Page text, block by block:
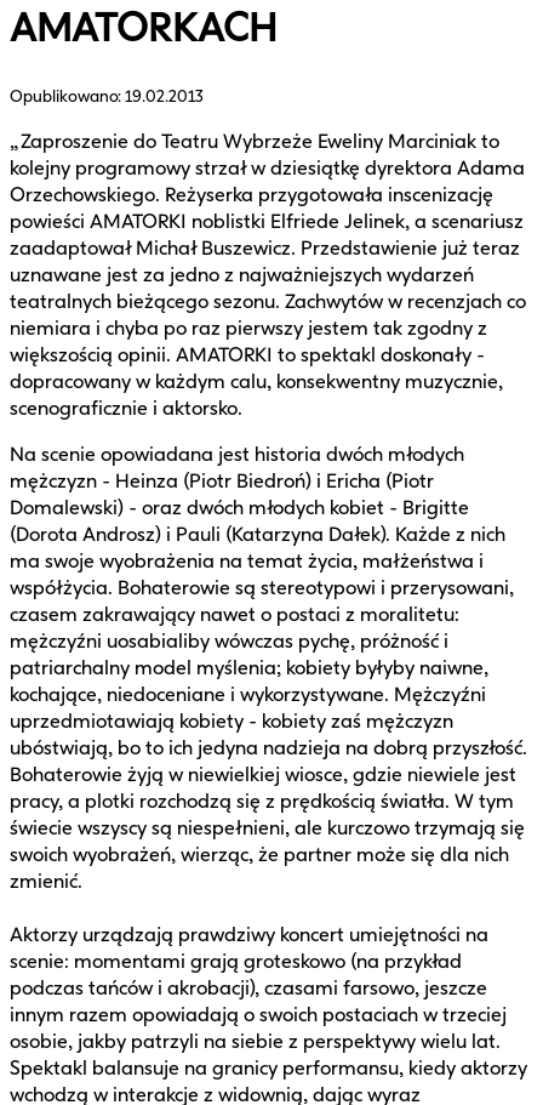
AMATORKACH
Opublikowano:19.02.2013
„Zaproszenie do Teatru Wybrzeże Eweliny Marciniak to
kolejny programowy strzał w dziesiątkę dyrektora Adama
Orzechowskiego. Reżyserka przygotowała inscenizację
powieści AMATORKI noblistki Elfriede Jelinek, a scenariusz
zaadaptował Michał Buszewicz. Przedstawienie już teraz
uznawane jest za jedno z najważniejszych wydarzeń
teatralnych bieżącego sezonu. Zachwytów w recenzjach co
niemiara i chyba po raz pierwszy jestem tak zgodny z
większością opinii. AMATORKI to spektakl doskonały -
dopracowany w każdym calu, konsekwentny muzycznie,
scenograficznie i aktorsko.
Na scenie opowiadana jest historia dwóch młodych
mężczyzn - Heinza (Piotr Biedroń) i Ericha (Piotr
Domalewski) - oraz dwóch młodych kobiet - Brigitte
(Dorota Androsz) i Pauli (Katarzyna Dałek). Każde z nich
ma swoje wyobrażenia na temat życia, małżeństwa i
współżycia. Bohaterowie są stereotypowi i przerysowani,
czasem zakrawający nawet o postaci z moralitetu:
mężczyźni uosabialiby wówczas pychę, próżność i
patriarchalny model myślenia; kobiety byłyby naiwne,
kochające, niedoceniane i wykorzystywane. Mężczyźni
uprzedmiotawiają kobiety - kobiety zaś mężczyzn
ubóstwiają, bo to ich jedyna nadzieja na dobrą przyszłość.
Bohaterowie żyją w niewielkiej wiosce, gdzie niewiele jest
pracy, a plotki rozchodzą się z prędkością światła. W tym
świecie wszyscy są niespełnieni, ale kurczowo trzymają się
swoich wyobrażeń, wierząc, że partner może się dla nich
zmienić.
Aktorzy urządzają prawdziwy koncert umiejętności na
scenie: momentami grają groteskowo (na przykład
podczas tańców i akrobacji), czasami farsowo, jeszcze
innym razem opowiadają o swoich postaciach w trzeciej
osobie, jakby patrzyli na siebie z perspektywy wielu lat.
Spektakl balansuje na granicy performansu, kiedy aktorzy
wchodzą w interakcje z widownią, dając wyraz